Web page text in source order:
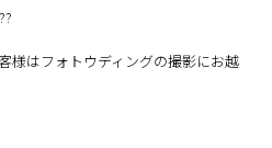
様はフォトウディングの撮影にお越